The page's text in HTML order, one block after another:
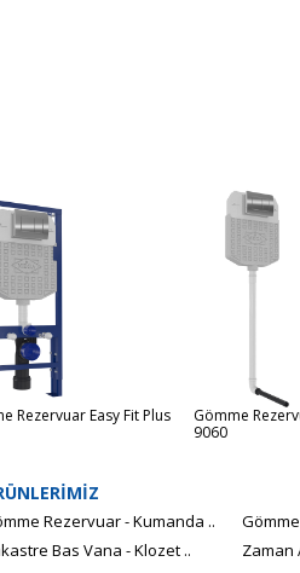
Rezervuar Easy Fit Plus
Gömme
9060
Rezervuar - Kumanda ..
Bas Vana - Klozet ..
Zaman